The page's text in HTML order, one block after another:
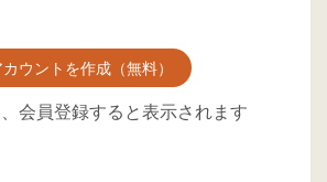
ウントを作成（無料）
会員登録すると表示されます